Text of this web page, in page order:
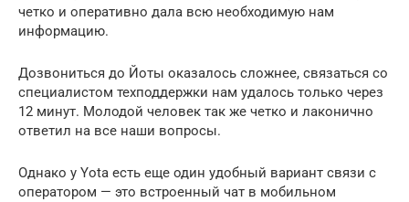
четко и оперативно дала всю необходимую нам
информацию.
Дозвониться до Йоты оказалось сложнее, связаться со
специалистом техподдержки нам удалось только через
12 минут. Молодой человек так же четко и лаконично
ответил на все наши вопросы.
Однако у Yota есть еще один удобный вариант связи с
оператором — это встроенный чат в мобильном